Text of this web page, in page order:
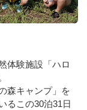
体験施設「ハロ
森キャンプ」を
るこの30泊31日